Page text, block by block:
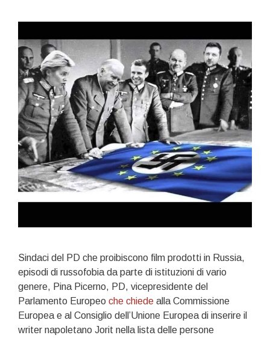
Sindaci del PD che proibiscono film prodotti in Russia,
episodi di russofobia da parte di istituzioni di vario
genere, Pina Picerno, PD, vicepresidente del
Parlamento Europeo che chiede alla Commissione
Europea e al Consiglio dell’Unione Europea di inserire il
writer napoletano Jorit nella lista delle persone